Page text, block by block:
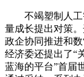
不竭塑制人工
量成长提出对策
政企协同推进和
经济委还提出了“
蓝海的平台”首届